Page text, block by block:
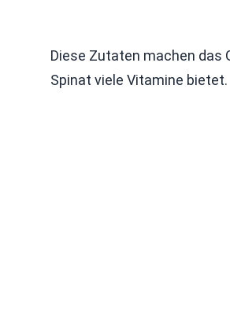
Diese Zutaten machen das
Spinat viele Vitamine bietet.